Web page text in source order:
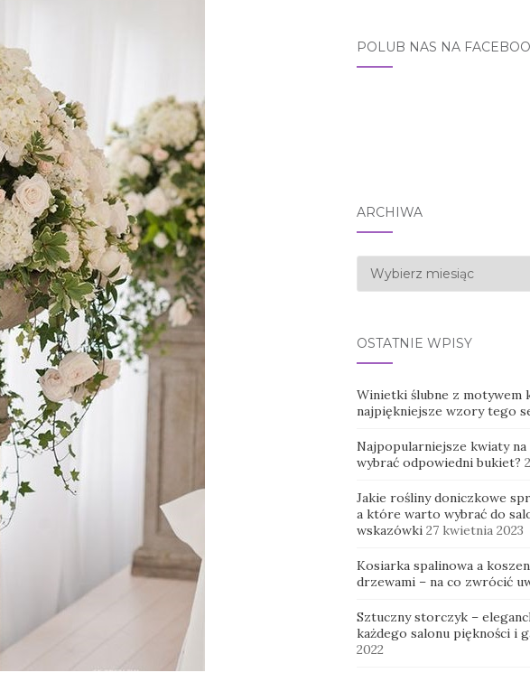
POLUB NAS NA
ARCHIWA
Archiwa
OSTATNIE WPISY
Winietki ślubne z motywem
najpiękniejsze wzory tego
Najpopularniejsze kwiaty
wybrać odpowiedni bukiet?
Jakie rośliny doniczkowe
a które warto wybrać do
wskazówki 27 kwietnia 2023
Kosiarka spalinowa a
drzewami – na co zwrócić
Sztuczny storczyk –
każdego salonu piękności i
2022